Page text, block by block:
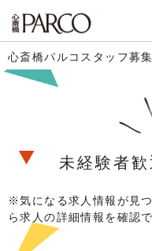
心斎橋パルコスタッフ募
未経験者
※気になる求人情報が見
ら求人の詳細情報を確認で